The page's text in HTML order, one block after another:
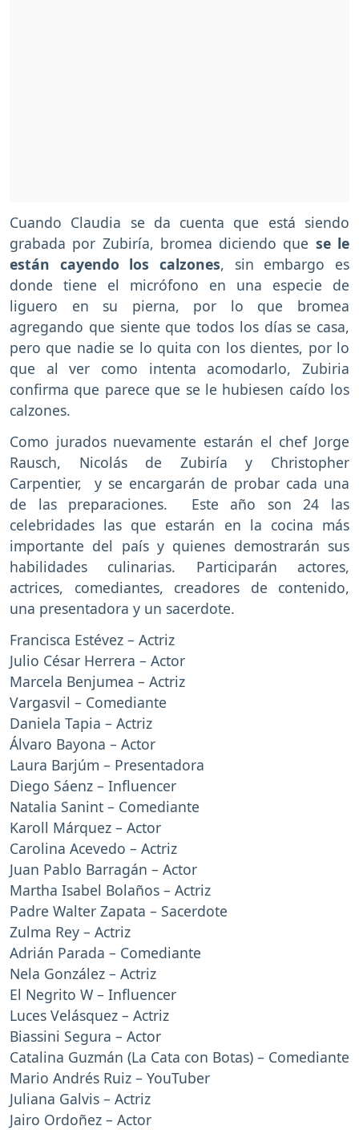
Cuando Claudia se da cuenta que está siendo
grabada por Zubiría, bromea diciendo que se le
están cayendo los calzones, sin embargo es
donde tiene el micrófono en una especie de
liguero en su pierna, por lo que bromea
agregando que siente que todos los días se casa,
pero que nadie se lo quita con los dientes, por lo
que al ver como intenta acomodarlo, Zubiria
confirma que parece que se le hubiesen caído los
calzones.
Como jurados nuevamente estarán el chef Jorge
Rausch, Nicolás de Zubiría y Christopher
Carpentier, y se encargarán de probar cada una
de las preparaciones. Este año son 24 las
celebridades las que estarán en la cocina más
importante del país y quienes demostrarán sus
habilidades culinarias. Participarán actores,
actrices, comediantes, creadores de contenido,
una presentadora y un sacerdote.
Francisca Estévez – Actriz
Julio César Herrera – Actor
Marcela Benjumea – Actriz
Vargasvil – Comediante
Daniela Tapia – Actriz
Álvaro Bayona – Actor
Laura Barjúm – Presentadora
Diego Sáenz – Influencer
Natalia Sanint – Comediante
Karoll Márquez – Actor
Carolina Acevedo – Actriz
Juan Pablo Barragán – Actor
Martha Isabel Bolaños – Actriz
Padre Walter Zapata – Sacerdote
Zulma Rey – Actriz
Adrián Parada – Comediante
Nela González – Actriz
El Negrito W – Influencer
Luces Velásquez – Actriz
Biassini Segura – Actor
Catalina Guzmán (La Cata con Botas) – Comediante
Mario Andrés Ruiz – YouTuber
Juliana Galvis – Actriz
Jairo Ordoñez – Actor